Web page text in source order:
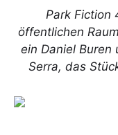
Park Fiction
öffentlichen
ein Daniel Buren
Serra, das